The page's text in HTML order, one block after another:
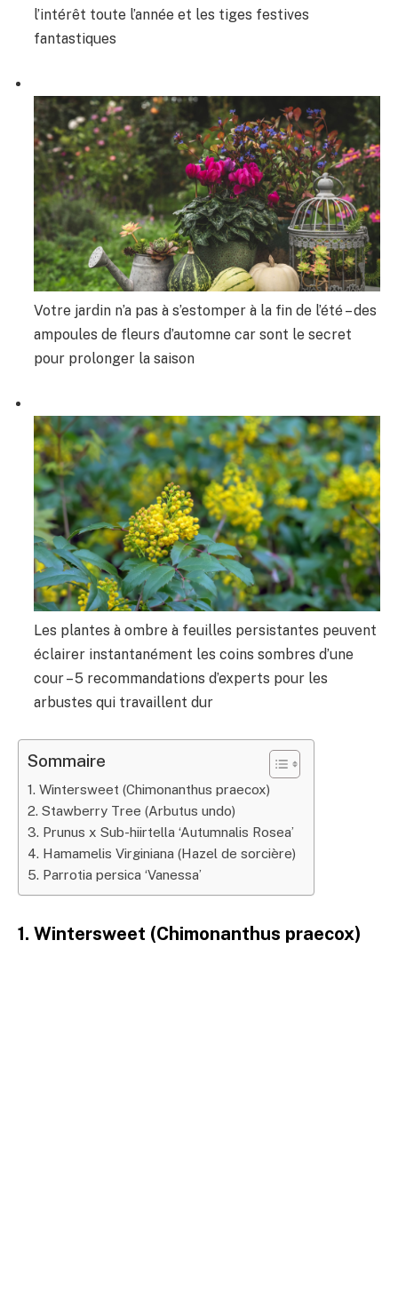
l’intérêt toute l’année et les tiges festives
fantastiques
Votre jardin n’a pas à s’estomper à la fin de l’été – des
ampoules de fleurs d’automne car sont le secret
pour prolonger la saison
Les plantes à ombre à feuilles persistantes peuvent
éclairer instantanément les coins sombres d’une
cour – 5 recommandations d’experts pour les
arbustes qui travaillent dur
Sommaire
1. Wintersweet (Chimonanthus praecox)
2. Stawberry Tree (Arbutus undo)
3. Prunus x Sub-hiirtella ‘Autumnalis Rosea’
4. Hamamelis Virginiana (Hazel de sorcière)
5. Parrotia persica ‘Vanessa’
1. Wintersweet (Chimonanthus praecox)